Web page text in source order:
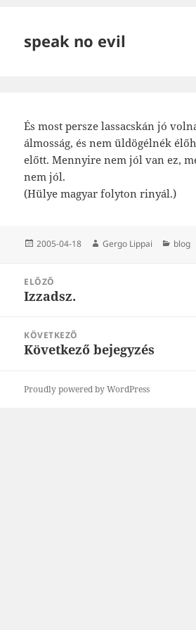
speak no evil
És most persze lassacskán jó
álmosság, és nem üldögélnék
előtt. Mennyire nem jól van ez,
nem jól.
(Hülye magyar folyton rinyál.)
Közzétéve
2005-04-18 Szerző
Gergo Lippai blog
navigáció
ELŐZŐ
Korábbi
Izzadsz.
KÖVETKEZŐ
Következő
Következő bejegyzés
Proudly powered by WordPress